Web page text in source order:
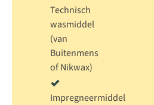
Technisch
wasmiddel
(van
Buitenmens
ofNikwax)
Impregneermiddel